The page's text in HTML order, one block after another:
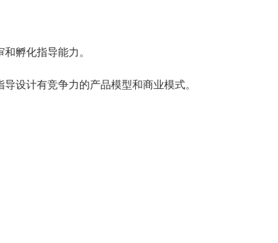
孵化指导能力。
设计有竞争力的产品模型和商业模式。